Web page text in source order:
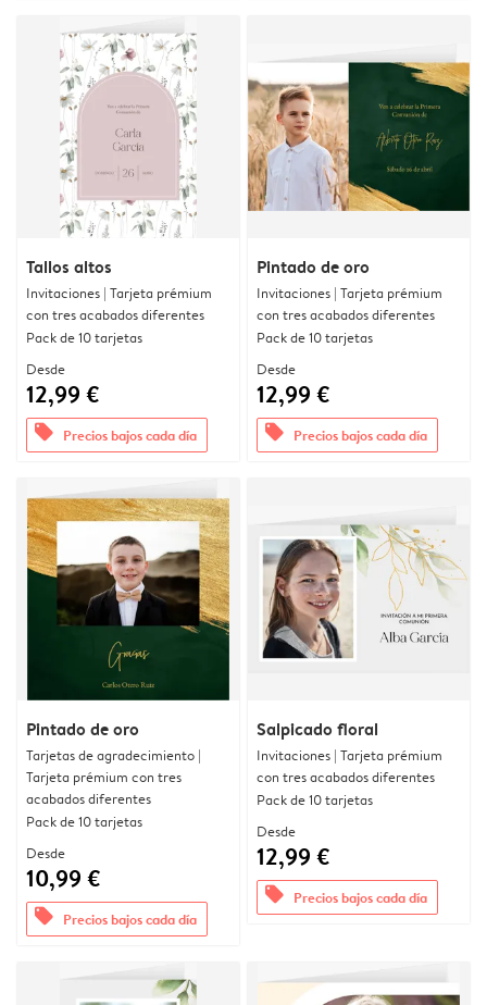
Tallos altos
Invitaciones | Tarjeta prémium
con tres acabados diferentes
Pack de 10 tarjetas
Desde
12,99 €
offers Precios bajos cada día
Pintado de oro
Invitaciones | Tarjeta prémium
con tres acabados diferentes
Pack de 10 tarjetas
Desde
12,99 €
offers Precios bajos cada día
Pintado de oro
Tarjetas de agradecimiento |
Tarjeta prémium con tres
acabados diferentes
Pack de 10 tarjetas
Desde
10,99 €
offers Precios bajos cada día
Salpicado floral
Invitaciones | Tarjeta prémium
con tres acabados diferentes
Pack de 10 tarjetas
Desde
12,99 €
offers Precios bajos cada día